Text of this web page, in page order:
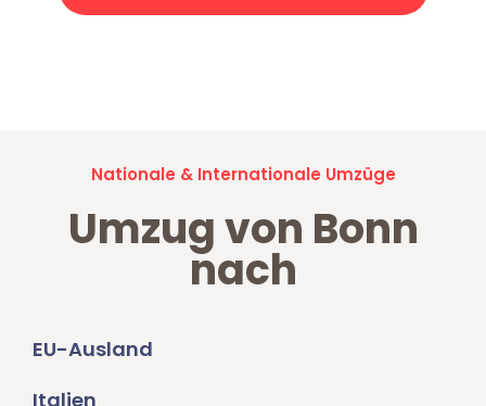
Nationale & Internationale Umzüge
Umzug von Bonn
nach
EU-Ausland
Italien